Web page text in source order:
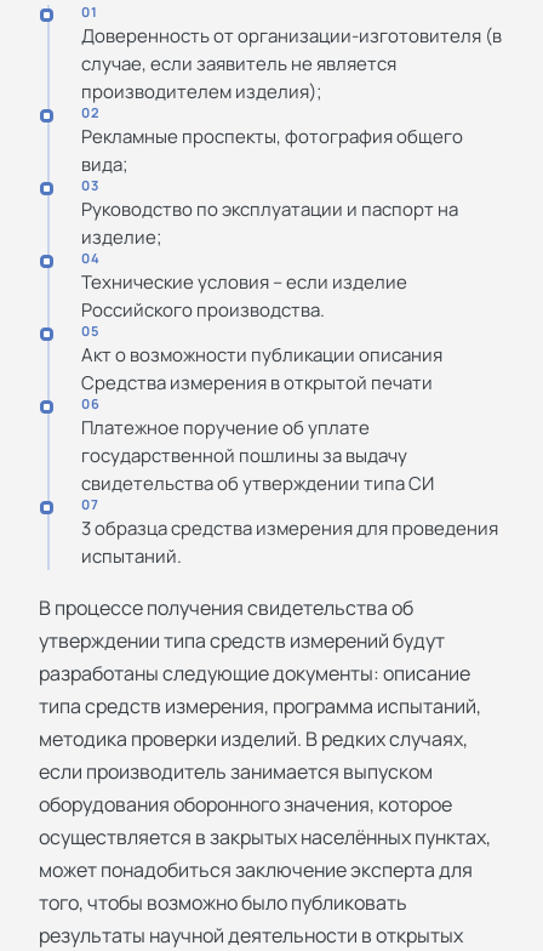
01
Доверенность от организации-изготовителя (в
случае, если заявитель не является
производителем изделия);
02
Рекламные проспекты, фотография общего
вида;
03
Руководство по эксплуатации и паспорт на
изделие;
04
Технические условия – если изделие
Российского производства.
05
Акт о возможности публикации описания
Средства измерения в открытой печати
06
Платежное поручение об уплате
государственной пошлины за выдачу
свидетельства об утверждении типа СИ
07
3 образца средства измерения для проведения
испытаний.
В процессе получения свидетельства об
утверждении типа средств измерений будут
разработаны следующие документы: описание
типа средств измерения, программа испытаний,
методика проверки изделий. В редких случаях,
если производитель занимается выпуском
оборудования оборонного значения, которое
осуществляется в закрытых населённых пунктах,
может понадобиться заключение эксперта для
того, чтобы возможно было публиковать
результаты научной деятельности в открытых